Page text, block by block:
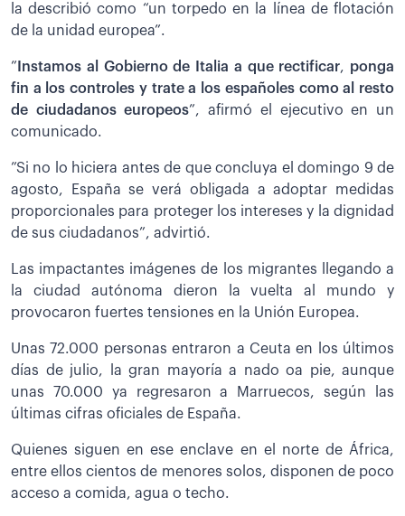
la describió como “un torpedo en la línea de flotación
de la unidad europea”.
” Instamos al Gobierno de Italia a que rectificar, ponga
fin a los controles y trate a los españoles como al resto
de ciudadanos europeos”, afirmó el ejecutivo en un
comunicado.
”Si no lo hiciera antes de que concluya el domingo 9 de
agosto, España se verá obligada a adoptar medidas
proporcionales para proteger los intereses y la dignidad
de sus ciudadanos”, advirtió.
Las impactantes imágenes de los migrantes llegando a
la ciudad autónoma dieron la vuelta al mundo y
provocaron fuertes tensiones en la Unión Europea.
Unas 72.000 personas entraron a Ceuta en los últimos
días de julio, la gran mayoría a nado oa pie, aunque
unas 70.000 ya regresaron a Marruecos, según las
últimas cifras oficiales de España.
Quienes siguen en ese enclave en el norte de África,
entre ellos cientos de menores solos, disponen de poco
acceso a comida, agua o techo.